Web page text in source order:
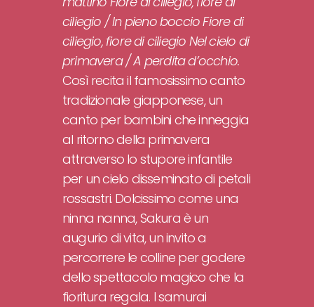
ciliegio / In pieno boccio Fiore di
ciliegio, fiore di ciliegio Nel cielo di
primavera / A perdita d’occhio.
Così recita il famosissimo canto
tradizionale giapponese, un
canto per bambini che inneggia
al ritorno della primavera
attraverso lo stupore infantile
per un cielo disseminato di petali
rossastri. Dolcissimo come una
ninna nanna, Sakura è un
augurio di vita, un invito a
percorrere le colline per godere
dello spettacolo magico che la
fioritura regala. I samurai